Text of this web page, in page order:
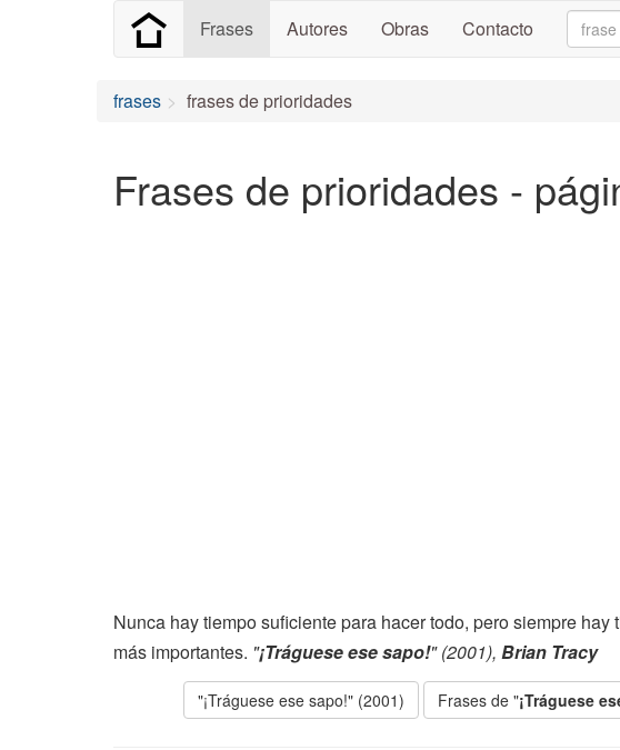
Frases Autores Obras Contacto
frases frases de prioridades
Frases de prioridades -
Nunca hay tiempo suficiente para hacer todo, pero siempre
más importantes. "¡Tráguese ese sapo!" (2001), Brian Tracy
"¡Tráguese ese sapo!" (2001) Frases de "¡Tráguese